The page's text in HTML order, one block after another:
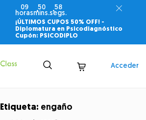
09
horas
50
mins.
58
segs.
¡ÚLTIMOS CUPOS 50% OFF! -
Diplomatura en Psicodiagnóstico
Cupón: PSICODIPLO
Acceder
Etiqueta: engaño